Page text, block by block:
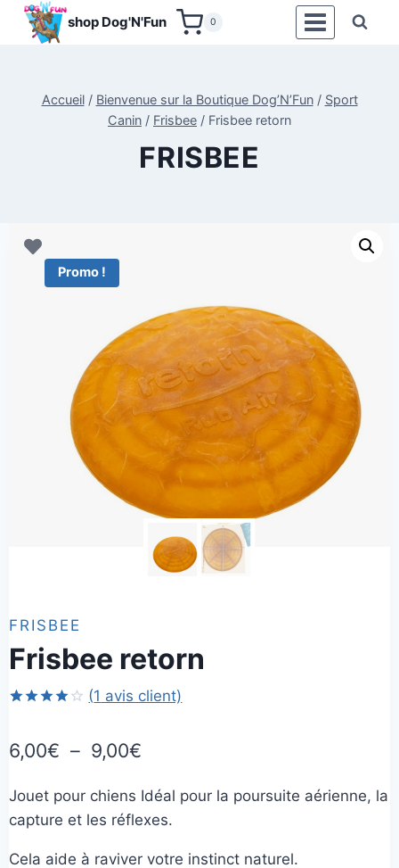
Aller
shop Dog'N'Fun 0
Accueil / Bienvenue sur la Boutique Dog’N’Fun / Sport
Canin / Frisbee / Frisbee retorn
FRISBEE
Promo !
FRISBEE
Frisbee retorn
5 basé
sur
client
(1 avis client)
6,00€ – 9,00€
prix :
Jouet pour chiens Idéal pour la poursuite aérienne, la
capture et les réflexes.
Cela aide à raviver votre instinct naturel.